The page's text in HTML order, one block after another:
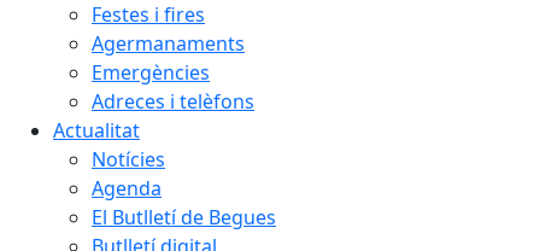
Festes i fires
Agermanaments
Emergències
Adreces i telèfons
Actualitat
Notícies
Agenda
El Butlletí de Begues